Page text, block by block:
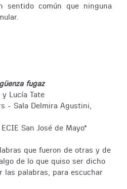
sentido común que ninguna
fugaz
Lucía Tate
- Sala Delmira Agustini,
San José de Mayo*
que fueron de otras y de
de lo que quiso ser dicho
las palabras, para escuchar